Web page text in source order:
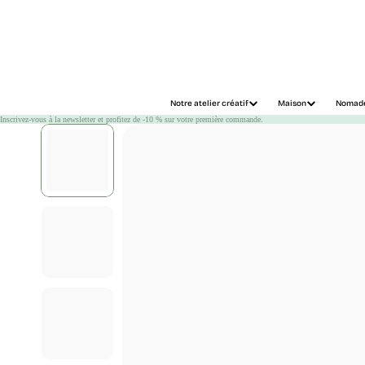
Notre atelier créatif Maison
Inscrivez-vous à la newsletter et profitez de -10 % sur votre première commande.